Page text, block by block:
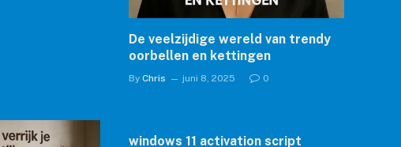
De veelzijdige wereld van trendy
oorbellen en kettingen
By Chris juni 8, 2025 0
windows 11 activation script